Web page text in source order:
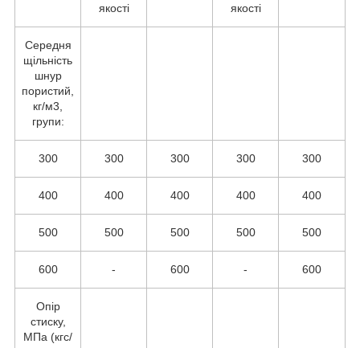
якості
якості
Середня
щільність
шнур
пористий,
кг/м3,
групи:
300 300 300 300 300
400 400 400 400 400
500 500 500 500 500
600 - 600 - 600
Опір
стиску,
МПа (кгс/